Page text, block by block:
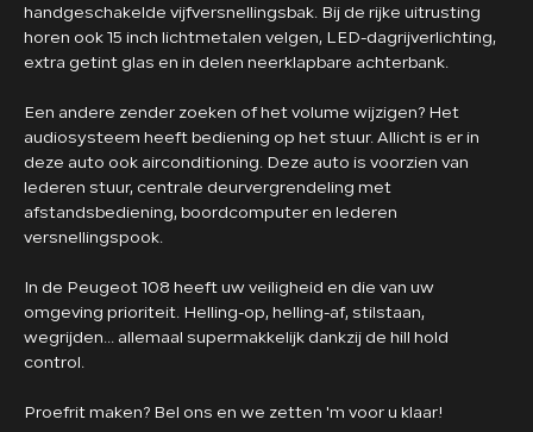
handgeschakelde vijfversnellingsbak. Bij de rijke uitrusting
horen ook 15 inch lichtmetalen velgen, LED-dagrijverlichting,
extra getint glas en in delen neerklapbare achterbank.
Een andere zender zoeken of het volume wijzigen? Het
audiosysteem heeft bediening op het stuur. Allicht is er in
deze auto ook airconditioning. Deze auto is voorzien van
lederen stuur, centrale deurvergrendeling met
afstandsbediening, boordcomputer en lederen
versnellingspook.
In de Peugeot 108 heeft uw veiligheid en die van uw
omgeving prioriteit. Helling-op, helling-af, stilstaan,
wegrijden... allemaal supermakkelijk dankzij de hill hold
control.
Proefrit maken? Bel ons en we zetten 'm voor u klaar!